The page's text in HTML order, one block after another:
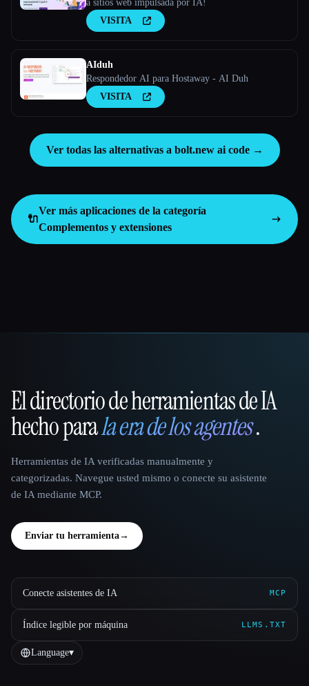
a sitios web impulsada por IA!
VISITA
AIduh
Respondedor AI para Hostaway - AI Duh
VISITA
Ver todas las alternativas a bolt.new ai code →
🔌
Ver más aplicaciones de la categoría
Complementos y extensiones
That AI Collection
El directorio de herramientas de IA
hecho parala era de los agentes.
Herramientas de IA verificadas manualmente y
categorizadas. Navegue usted mismo o conecte su asistente
de IA mediante MCP.
Enviar tu herramienta→
Conecte asistentes de IA MCP
Índice legible por máquina LLMS.TXT
Language▾